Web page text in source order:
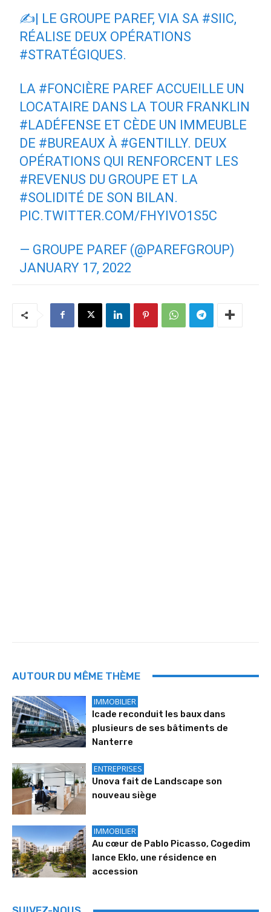
✍️| LE GROUPE PAREF, VIA SA #SIIC,
RÉALISE DEUX OPÉRATIONS
#STRATÉGIQUES.
LA #FONCIÈRE PAREF ACCUEILLE UN
LOCATAIRE DANS LA TOUR FRANKLIN
#LADÉFENSE ET CÈDE UN IMMEUBLE
DE #BUREAUX À #GENTILLY. DEUX
OPÉRATIONS QUI RENFORCENT LES
#REVENUS DU GROUPE ET LA
#SOLIDITÉ DE SON BILAN.
PIC.TWITTER.COM/FHYIVO1S5C
— GROUPE PAREF (@PAREFGROUP)
JANUARY 17, 2022
AUTOUR DU MÊME THÈME
IMMOBILIER
Icade reconduit les baux dans
plusieurs de ses bâtiments de
Nanterre
ENTREPRISES
Unova fait de Landscape son
nouveau siège
IMMOBILIER
Au cœur de Pablo Picasso, Cogedim
lance Eklo, une résidence en
accession